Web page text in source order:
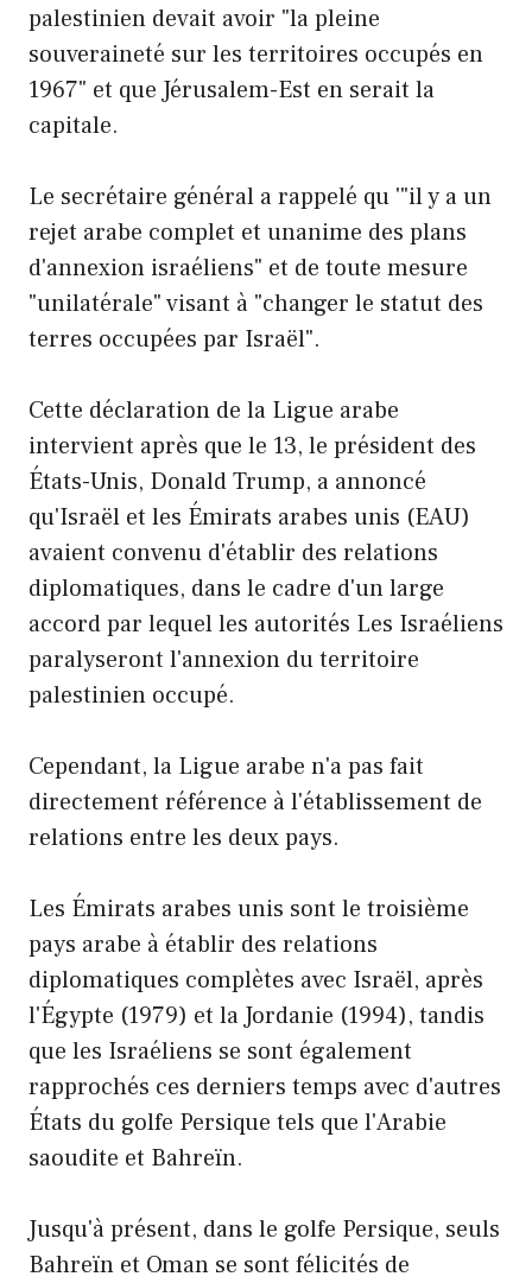
palestinien devait avoir "la pleine
souveraineté sur les territoires occupés en
1967" et que Jérusalem-Est en serait la
capitale.
Le secrétaire général a rappelé qu '"il y a un
rejet arabe complet et unanime des plans
d'annexion israéliens" et de toute mesure
"unilatérale" visant à "changer le statut des
terres occupées par Israël".
Cette déclaration de la Ligue arabe
intervient après que le 13, le président des
États-Unis, Donald Trump, a annoncé
qu'Israël et les Émirats arabes unis (EAU)
avaient convenu d'établir des relations
diplomatiques, dans le cadre d'un large
accord par lequel les autorités Les Israéliens
paralyseront l'annexion du territoire
palestinien occupé.
Cependant, la Ligue arabe n'a pas fait
directement référence à l'établissement de
relations entre les deux pays.
Les Émirats arabes unis sont le troisième
pays arabe à établir des relations
diplomatiques complètes avec Israël, après
l'Égypte (1979) et la Jordanie (1994), tandis
que les Israéliens se sont également
rapprochés ces derniers temps avec d'autres
États du golfe Persique tels que l'Arabie
saoudite et Bahreïn.
Jusqu'à présent, dans le golfe Persique, seuls
Bahreïn et Oman se sont félicités de